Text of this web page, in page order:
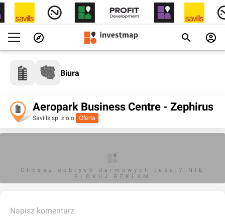
Biura
Aeropark Business Centre - Zephirus
Savills sp. z o.o. Oferta
Chcesz dobrych darmowych teści? NIE
BLOKUJ REKLAM
Napisz komentarz